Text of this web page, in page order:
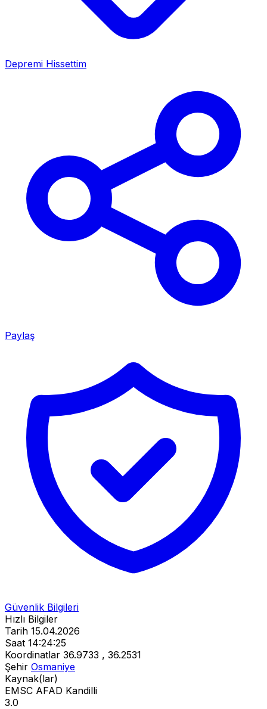
Depremi Hissettim
Paylaş
Güvenlik Bilgileri
Hızlı Bilgiler
Tarih 15.04.2026
Saat 14:24:25
Koordinatlar 36.9733 , 36.2531
Şehir Osmaniye
Kaynak(lar)
EMSC AFAD Kandilli
3.0